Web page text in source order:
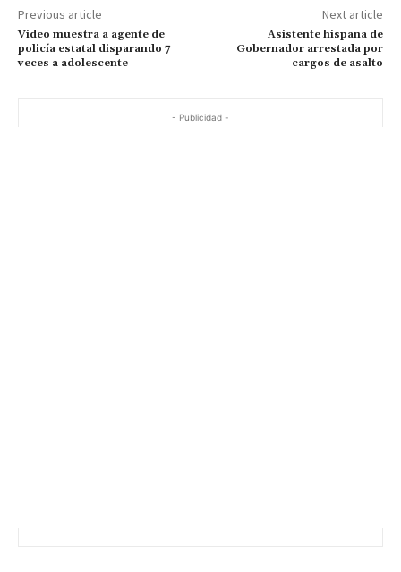
Previous article
Video muestra a agente de
policía estatal disparando 7
veces a adolescente
Next article
Asistente hispana de
Gobernador arrestada por
cargos de asalto
- Publicidad -